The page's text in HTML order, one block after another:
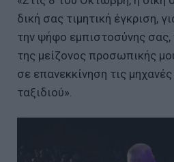
δική σας τιμητική έγκριση,
την ψήφο εμπιστοσύνης σας,
της μείζονος προσωπικής
σε επανεκκίνηση τις
ταξιδιού».